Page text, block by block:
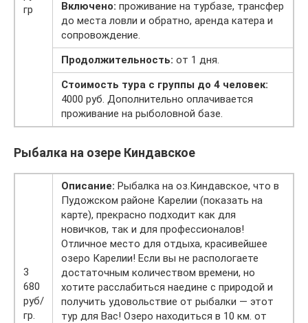
гр
Включено: проживание на турбазе, трансфер
до места ловли и обратно, аренда катера и
сопровождение.
Продолжительность: от 1 дня.
Стоимость тура с группы до 4 человек:
4000 руб. Дополнительно оплачивается
проживание на рыболовной базе.
Рыбалка на озере Киндавское
3
680
руб/
гр.
Описание: Рыбалка на оз.Киндавское, что в
Пудожском районе Карелии (показать на
карте), прекрасно подходит как для
новичков, так и для профессионалов!
Отличное место для отдыха, красивейшее
озеро Карелии! Если вы не распологаете
достаточным количеством времени, но
хотите расслабиться наедине с природой и
получить удовольствие от рыбалки — этот
тур для Вас! Озеро находиться в 10 км. от